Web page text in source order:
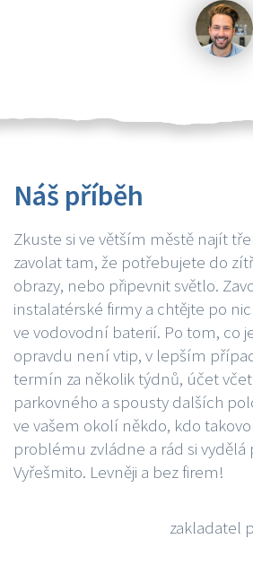
Náš příběh
Zkuste si ve větším městě najít
zavolat tam, že potřebujete do
obrazy, nebo připevnit světlo.
instalatérské firmy a chtějte po
ve vodovodní baterií. Po tom, co
opravdu není vtip, v lepším
termín za několik týdnů, účet
parkovného a spousty dalších
ve vašem okolí někdo, kdo
problému zvládne a rád si vydělá
Vyřešmito. Levněji a bez firem!
zakladatel